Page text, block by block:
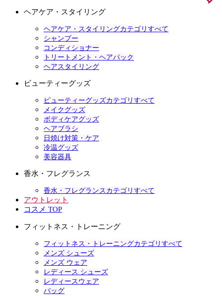
ヘアケア・スタイリング
ヘアケア・スタイリングカテゴリすべて
シャンプー
コンディショナー
トリートメント・ヘアパック
ヘアスタイリング
ビューティーグッズ
ビューティーグッズカテゴリすべて
メイクグッズ
ボディケアグッズ
ヘアブラシ
日焼け対策・ケア
冷温グッズ
美容器具
香水・フレグランス
香水・フレグランスカテゴリすべて
アウトレット
コスメ TOP
フィットネス・トレーニング
フィットネス・トレーニングカテゴリすべて
メンズ シューズ
メンズ ウェア
レディース シューズ
レディースウェア
バッグ